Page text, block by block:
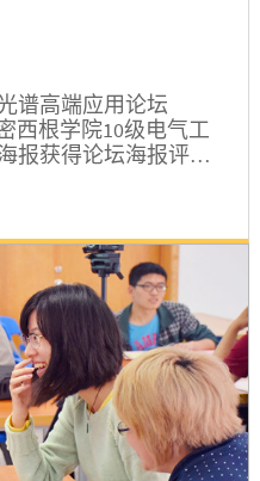
谱高端应用论坛
西根学院10级电气工
报获得论坛海报评选